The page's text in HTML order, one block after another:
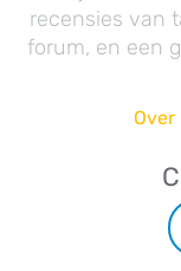
recensies van
forum, en een
Over